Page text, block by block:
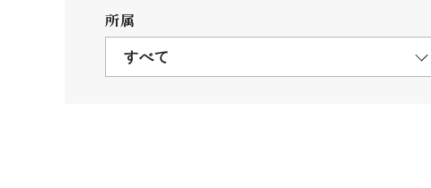
３Dパノラマビュー
所属
すべて